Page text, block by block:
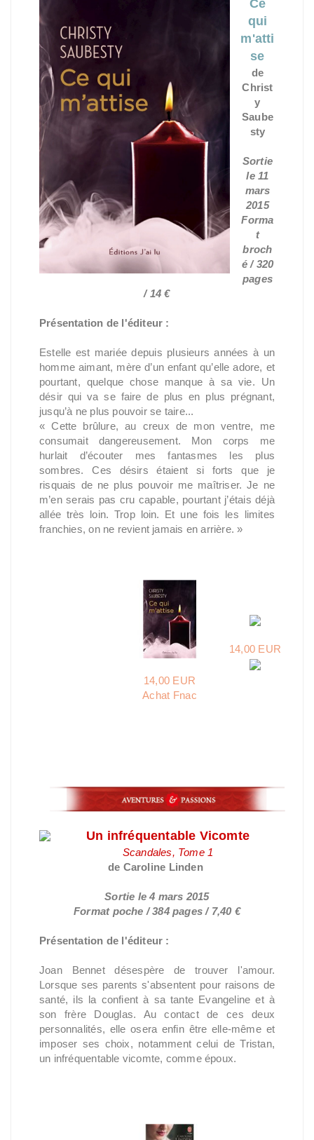
Ce
qui
m'atti
se
de
Christ
y
Saube
sty
Sortie
le 11
mars
2015
Forma
t
broch
é / 320
pages
/ 14 €
Présentation de l'éditeur :
Estelle est mariée depuis plusieurs années à un
homme aimant, mère d’un enfant qu’elle adore, et
pourtant, quelque chose manque à sa vie. Un
désir qui va se faire de plus en plus prégnant,
jusqu’à ne plus pouvoir se taire...
« Cette brûlure, au creux de mon ventre, me
consumait dangereusement. Mon corps me
hurlait d’écouter mes fantasmes les plus
sombres. Ces désirs étaient si forts que je
risquais de ne plus pouvoir me maîtriser. Je ne
m’en serais pas cru capable, pourtant j’étais déjà
allée très loin. Trop loin. Et une fois les limites
franchies, on ne revient jamais en arrière. »
14,00 EUR
Achat Fnac
14,00 EUR
Un infréquentable Vicomte
Scandales, Tome 1
de Caroline Linden
Sortie le 4 mars 2015
Format poche / 384 pages / 7,40 €
Présentation de l'éditeur :
Joan Bennet désespère de trouver l'amour.
Lorsque ses parents s'absentent pour raisons de
santé, ils la confient à sa tante Evangeline et à
son frère Douglas. Au contact de ces deux
personnalités, elle osera enfin être elle-même et
imposer ses choix, notamment celui de Tristan,
un infréquentable vicomte, comme époux.